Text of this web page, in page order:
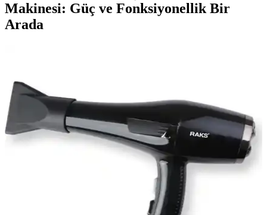
Makinesi: Güç ve Fonksiyonellik Bir
Arada